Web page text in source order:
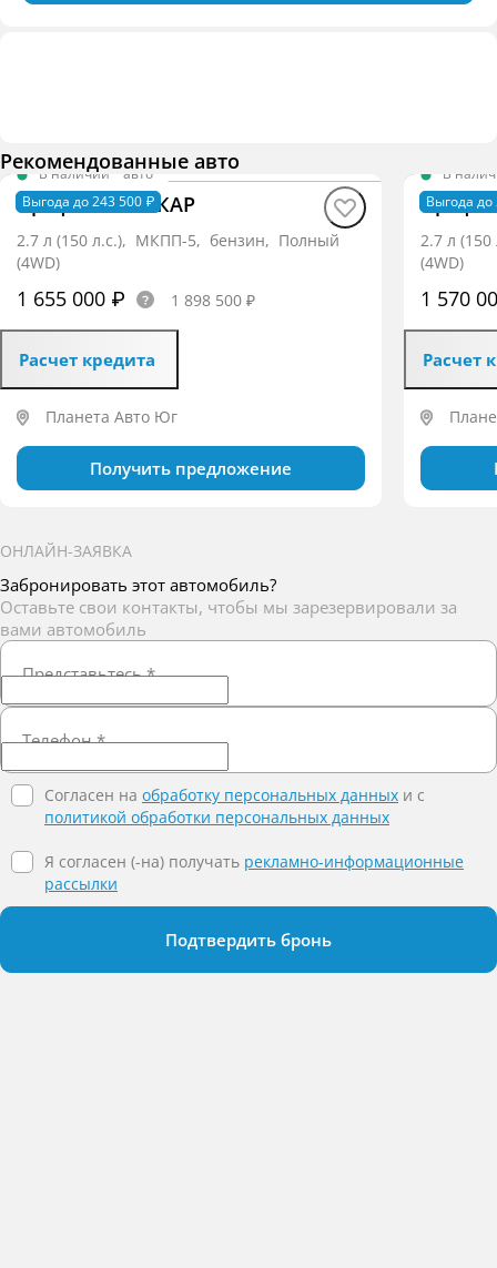
Рекомендованные авто
Выгода до 243 500 ₽
В наличии·авто
Профи Base ИКАР
2.7 л (150 л.с.), МКПП-5, бензин, Полный
(4WD)
1 655 000 ₽ 1 898 500 ₽
Расчет кредита
Планета Авто Юг
Получить предложение
Выгода до
В
Профи
2.7 л
(4WD)
1 570
Расчет
ОНЛАЙН-ЗАЯВКА
Забронировать этот автомобиль?
Оставьте свои контакты, чтобы мы зарезервировали за
вами автомобиль
Представьтесь*
Телефон*
Согласен на обработку персональных данных и c
политикой обработки персональных данных
Я согласен (-на) получать рекламно-информационные
рассылки
Подтвердить бронь